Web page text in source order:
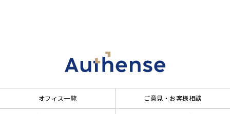
オフィス一覧 ご意見・お客様相談